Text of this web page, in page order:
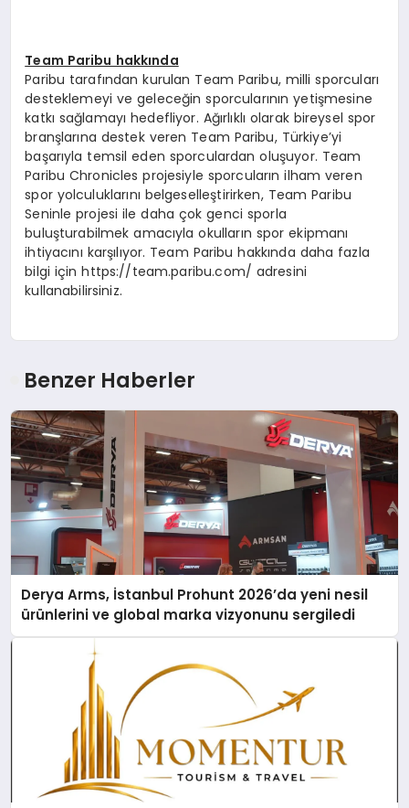
Team Paribu hakkında
Paribu tarafından kurulan Team Paribu, milli sporcuları
desteklemeyi ve geleceğin sporcularının yetişmesine
katkı sağlamayı hedefliyor. Ağırlıklı olarak bireysel spor
branşlarına destek veren Team Paribu, Türkiye’yi
başarıyla temsil eden sporculardan oluşuyor. Team
Paribu Chronicles projesiyle sporcuların ilham veren
spor yolculuklarını belgeselleştirirken, Team Paribu
Seninle projesi ile daha çok genci sporla
buluşturabilmek amacıyla okulların spor ekipmanı
ihtiyacını karşılıyor. Team Paribu hakkında daha fazla
bilgi için https://team.paribu.com/ adresini
kullanabilirsiniz.
Benzer Haberler
Derya Arms, İstanbul Prohunt 2026’da yeni nesil
ürünlerini ve global marka vizyonunu sergiledi